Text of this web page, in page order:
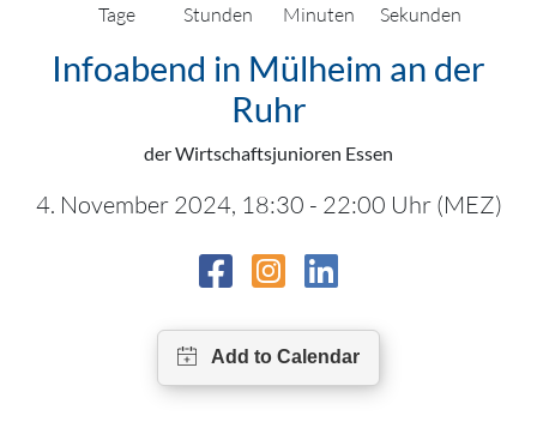
Tage Stunden Minuten Sekunden
Infoabend in Mülheim an der
Ruhr
der Wirtschaftsjunioren Essen
4. November 2024, 18:30 - 22:00 Uhr (MEZ)